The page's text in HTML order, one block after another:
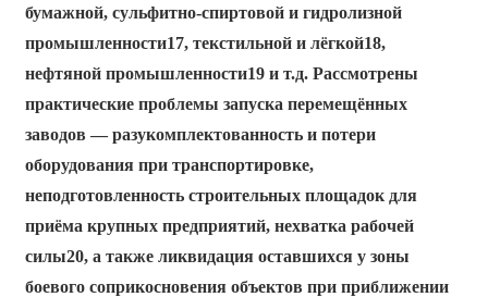
бумажной, сульфитно-спиртовой и гидролизной
промышленности17, текстильной и лёгкой18,
нефтяной промышленности19 и т.д. Рассмотрены
практические проблемы запуска перемещённых
заводов — разукомплектованность и потери
оборудования при транспортировке,
неподготовленность строительных площадок для
приёма крупных предприятий, нехватка рабочей
силы20, а также ликвидация оставшихся у зоны
боевого соприкосновения объектов при приближении